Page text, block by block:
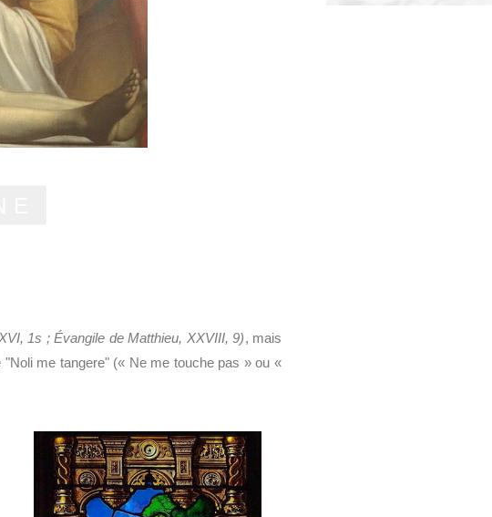
1s ; Évangile de Matthieu, XXVIII, 9), mais
me tangere" (« Ne me touche pas » ou «